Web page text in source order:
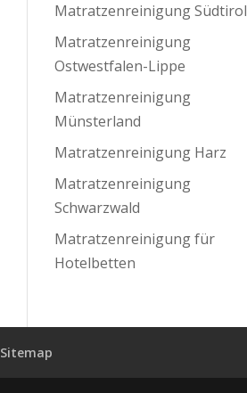
Matratzenreinigung Südtirol
Matratzenreinigung
Ostwestfalen-Lippe
Matratzenreinigung
Münsterland
Matratzenreinigung Harz
Matratzenreinigung
Schwarzwald
Matratzenreinigung für
Hotelbetten
Sitemap